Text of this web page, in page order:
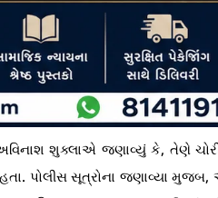
શુક્લાએ જણાવ્યું કે, તેણે
પોલીસ સૂત્રોના જણાવ્યા